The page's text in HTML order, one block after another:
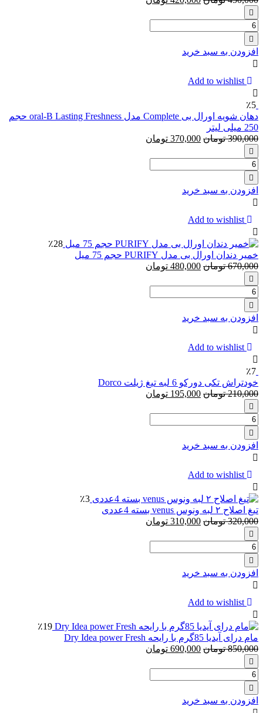
85
گرم
تعداد:
اسکراب
روزانه
نوتروژینا
حاوی
عصاره
آلوئه
ورا
و
لیمو
حجم
150
میل
افزودن به سبد خرید
Add to wishlist
٪5
دهان شویه اورال بی Complete مدل oral-B Lasting Freshness حجم
250 میلی لیتر
390,000 تومان 370,000 تومان
تعداد:
دهان
شویه
اورال
بی
Complete
مدل
oral-
B
Lasting
Freshness
حجم
250
میلی
لیتر
افزودن به سبد خرید
Add to wishlist
٪28
خمیر دندان اورال بی مدل PURIFY حجم 75 میل
670,000 تومان 480,000 تومان
تعداد:
خمیر
دندان
اورال
بی
مدل
PURIFY
حجم
75
میل
افزودن به سبد خرید
Add to wishlist
٪7
خودتراش تکی دورکو 6 لبه تیغ ژیلت Dorco
210,000 تومان 195,000 تومان
تعداد:
خودتراش
تکی
دورکو
6
لبه
تیغ
ژیلت
Dorco
افزودن به سبد خرید
Add to wishlist
٪3
تیغ اصلاح ۲ لبه ونوس venus بسته 4عددی
320,000 تومان 310,000 تومان
تعداد:
تیغ
اصلاح
۲
لبه
ونوس
venus
بسته
افزودن به سبد خرید
Add to wishlist
٪19
مام درای آیدیا 85گرم با رایحه Dry Idea power Fresh
850,000 تومان 690,000 تومان
تعداد:
مام
درای
آیدیا
افزودن به سبد خرید